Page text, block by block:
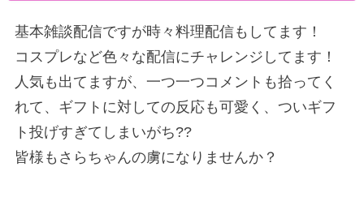
基本雑談配信ですが時々料理配信もしてます！
コスプレなど色々な配信にチャレンジしてます！
人気も出てますが、一つ一つコメントも拾ってく
れて、ギフトに対しての反応も可愛く、ついギフ
ト投げすぎてしまいがち??
皆様もさらちゃんの虜になりませんか？